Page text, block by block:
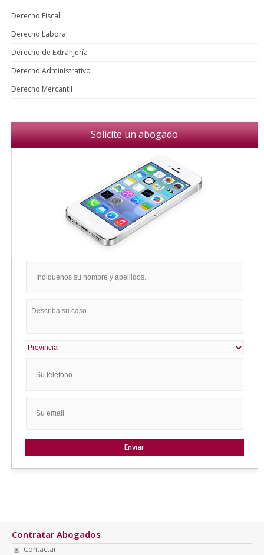
Derecho Fiscal
Derecho Laboral
Derecho de Extranjería
Derecho Administrativo
Derecho Mercantil
Solicite un abogado
Contratar Abogados
Contactar